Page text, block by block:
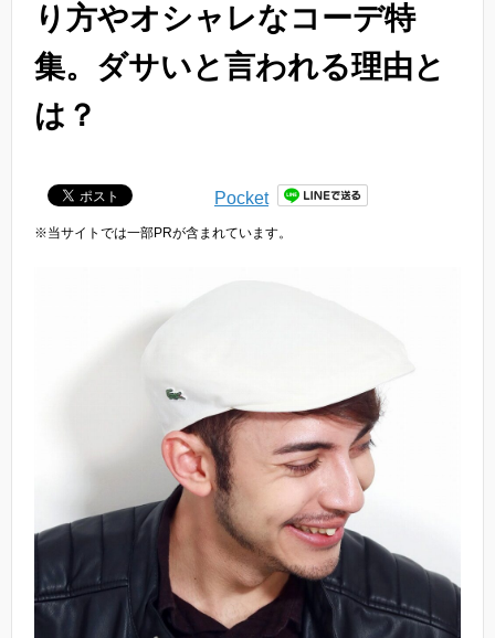
り方やオシャレなコーデ特
集。ダサいと言われる理由と
は？
Pocket
※当サイトでは一部PRが含まれています。